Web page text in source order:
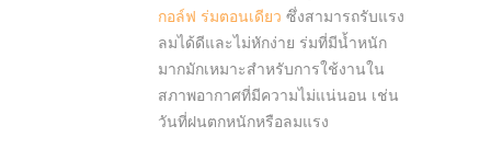
กอล์ฟ ร่มตอนเดียว ซึ่งสามารถรับแรง
ลมได้ดีและไม่หักง่าย ร่มที่มีน้ำหนัก
มากมักเหมาะสำหรับการใช้งานใน
สภาพอากาศที่มีความไม่แน่นอน เช่น
วันที่ฝนตกหนักหรือลมแรง